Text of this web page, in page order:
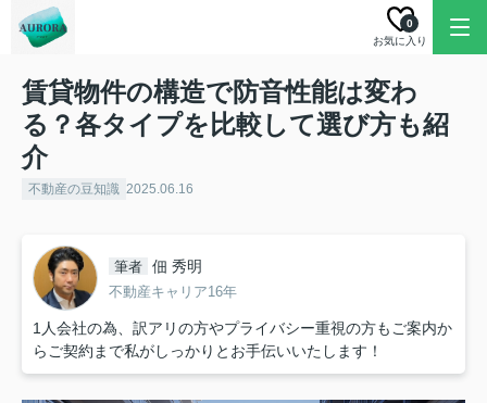
お気に入り
0
賃貸物件の構造で防音性能は変わ
る？各タイプを比較して選び方も紹
介
不動産の豆知識 2025.06.16
筆者 佃 秀明
不動産キャリア16年
1人会社の為、訳アリの方やプライバシー重視の方もご案内か
らご契約まで私がしっかりとお手伝いいたします！